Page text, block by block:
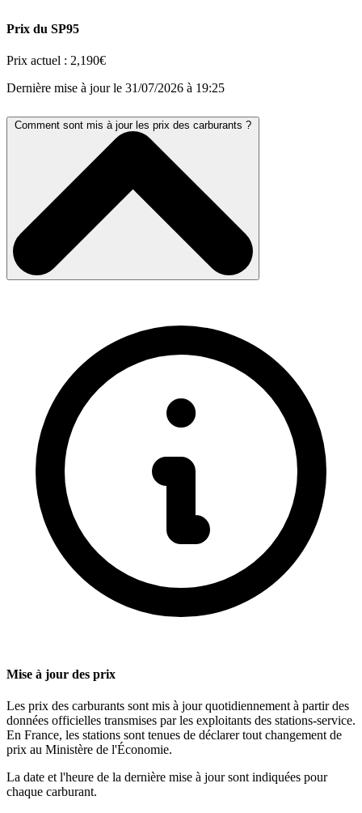
Prix du SP95
Prix actuel : 2,190€
Dernière mise à jour le 31/07/2026 à 19:25
Comment sont mis à jour les prix des carburants ?
Mise à jour des prix
Les prix des carburants sont mis à jour quotidiennement à partir des
données officielles transmises par les exploitants des stations-service.
En France, les stations sont tenues de déclarer tout changement de
prix au Ministère de l'Économie.
La date et l'heure de la dernière mise à jour sont indiquées pour
chaque carburant.